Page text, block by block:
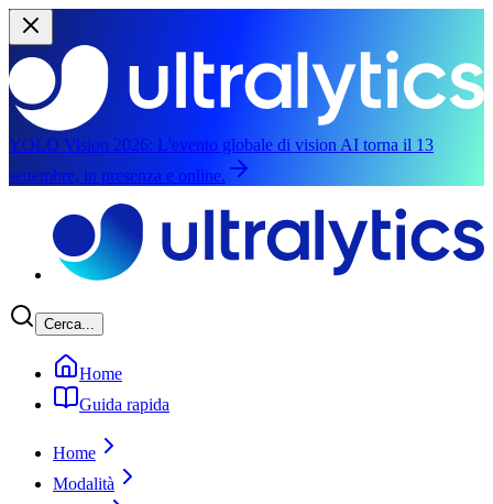
YOLO Vision 2026: L'evento globale di vision AI torna il 13
settembre, in presenza e online.
Cerca...
Home
Guida rapida
Home
Modalità